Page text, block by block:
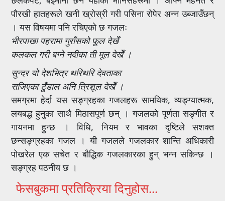
पौरखी हातहरूले खनी ख्रोस्री गरी पसिना रोपेर अन्न उब्जाउँछन्
। यस विषयमा पनि रचिएको छ गजलः
भीरपाखा पहरामा गुराँसको फूल देखेँ
कलकल गरी बग्ने नदीका ती मूल देखेँ ।
सुन्दर यो देशभित्र थरिथरि देवताका
सजिएका टुँडाल अनि त्रिशूल देखेँ ।
समग्रमा हेर्दा यस सङ्ग्रहका गजलहरू सामयिक, व्यङ्ग्यात्मक,
लयबद्ध हुनुका साथै मिठासपूर्ण छन् । गजलको पूर्णता सङ्गीत र
गायनमा हुन्छ । विधि, नियम र भावका दृष्टिले सशक्त
छन्सङ्ग्रहका गजल । यी गजलले गजलकार शान्ति अधिकारी
पोखरेल एक सचेत र बौद्धिक गजलकारका हुन् भन्न सकिन्छ ।
सङ्ग्रह पठनीय छ ।
फेसबुकमा प्रतिक्रिया दिनुहोस...